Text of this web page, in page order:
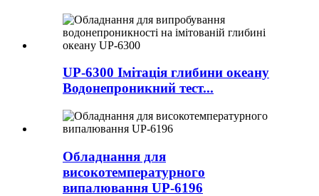
UP-6300 Імітація глибини океану
Водонепроникний тест...
Обладнання для
високотемпературного
випалювання UP-6196